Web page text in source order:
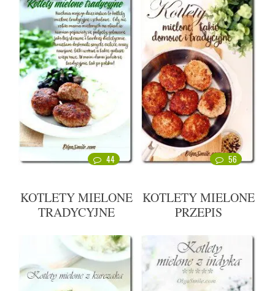
44
KOTLETY MIELONE
TRADYCYJNE
56
KOTLETY MIELONE
PRZEPIS